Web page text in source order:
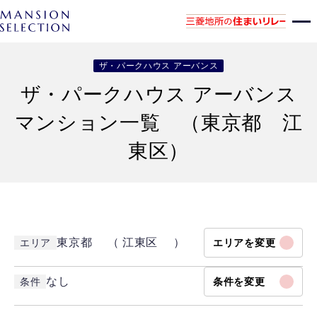
ザ・パークハウス アーバンス
ザ・パークハウス アーバンス
マンション一覧 （東京都 江
東区）
エリア 東京都 （ 江東区 ） エリアを変更
条件 なし 条件を変更